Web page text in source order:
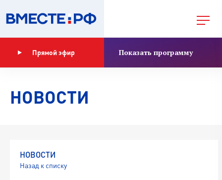
Прямой эфир Показать программу
НОВОСТИ
НОВОСТИ
Назад к списку